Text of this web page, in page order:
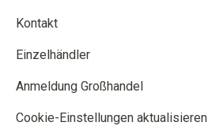
Kontakt
Einzelhändler
Anmeldung Großhandel
Cookie-Einstellungen aktualisieren